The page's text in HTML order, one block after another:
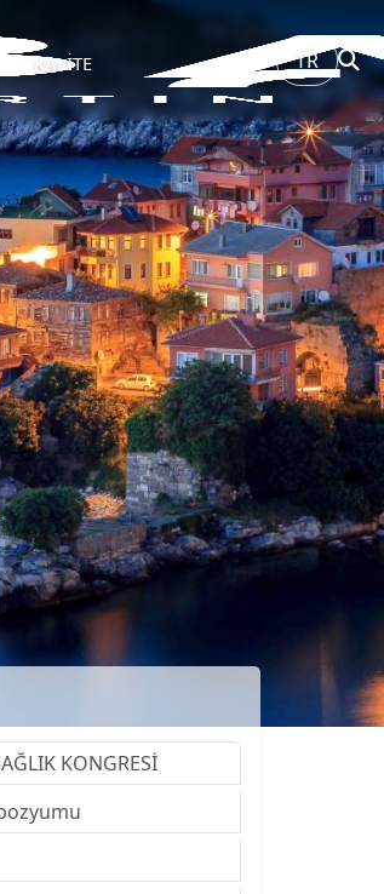
KALİTE TR
KONGRESİ